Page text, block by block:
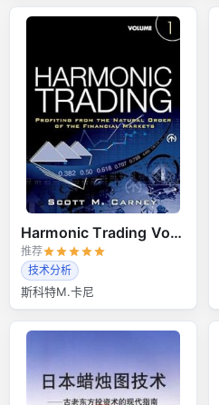
Harmonic Trading Volume 1
推荐
技术分析
斯科特M.卡尼